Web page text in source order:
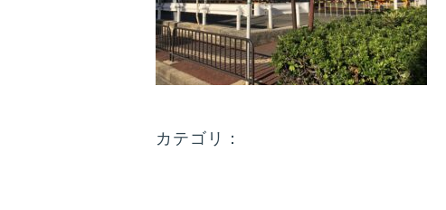
カテゴリ：